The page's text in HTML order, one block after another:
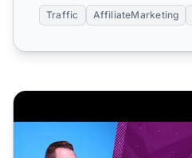
Traffic AffiliateMarketing
8 indicateurs essentiels à